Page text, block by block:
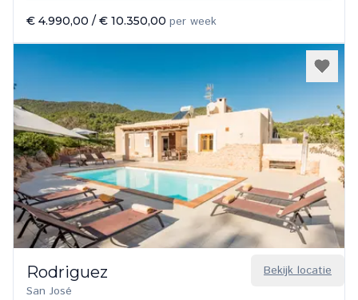
€ 4.990,00 / € 10.350,00 per week
Bekijk locatie
Rodriguez
San José